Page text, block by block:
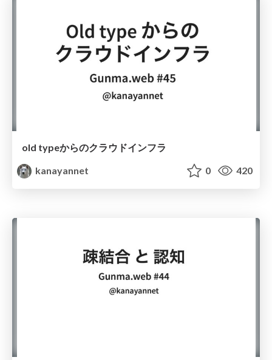
old typeからのクラウドインフラ
kanayannet
0 420